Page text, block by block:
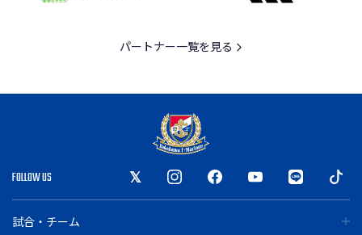
パートナー一覧を見る
FOLLOW US
試合・チーム